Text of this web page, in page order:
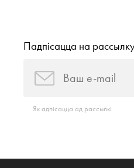
Падпісацца на
Як адпісацца ад рассылкі